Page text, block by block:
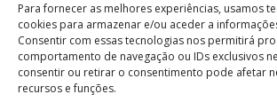
Para fornecer as melhores experiências, usamos
cookies para armazenar e/ou aceder a
Consentir com essas tecnologias nos permitirá
comportamento de navegação ou IDs exclusivos
consentir ou retirar o consentimento pode afetar
recursos e funções.